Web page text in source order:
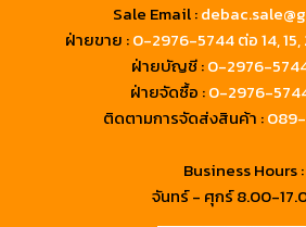
Sale Email :
ฝ่ายขาย :0-2976-5744ต่อ 14,
ฝ่ายบัญชี :0-2976-
ฝ่ายจัดซื้อ :0-2976-
ติดตามการจัดส่งสินค้า :
Business Hours :
จันทร์ - ศุกร์ 8.00-